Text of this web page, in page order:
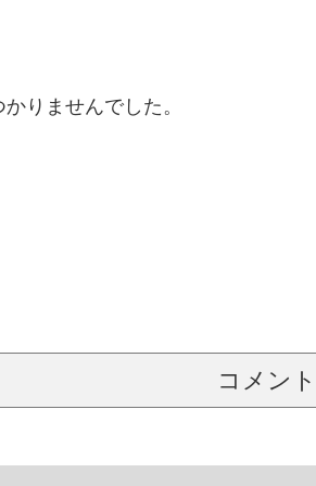
りませんでした。
コメン